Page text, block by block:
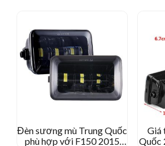
Đèn sương mù Trung Quốc
phù hợp với F150 2015
Giá
Quốc